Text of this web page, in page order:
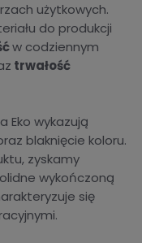
użytkowych.
do produkcji
w codziennym
trwałość
Eko wykazują
blaknięcie koloru.
zyskamy
wykończoną
się